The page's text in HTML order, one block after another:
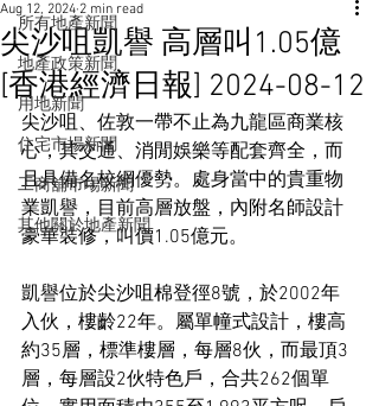
所有地產新聞
地產政策新聞
用地新聞
住宅市場新聞
工商舖市場新聞
其他關於地產新聞
尖沙咀凱譽 高層叫1.05億
[香港經濟日報] 2024-08-12
Aug 12, 2024 2 min read
尖沙咀、佐敦一帶不止為九龍區商業核
心，其交通、消閒娛樂等配套齊全，而
且具備名校網優勢。處身當中的貴重物
業凱譽，目前高層放盤，內附名師設計
豪華裝修，叫價1.05億元。
凱譽位於尖沙咀棉登徑8號，於2002年
入伙，樓齡22年。屬單幢式設計，樓高
約35層，標準樓層，每層8伙，而最頂3
層，每層設2伙特色戶，合共262個單